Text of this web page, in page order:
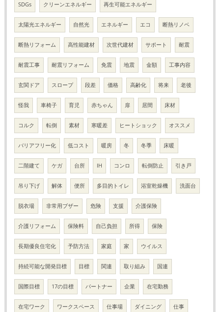
SDGs クリーンエネルギー 再生可能エネルギー
太陽光エネルギー 自然光 エネルギー エコ 断熱リノベ
断熱リフォーム 高性能建材 次世代建材 サポート 耐震
耐震工事 耐震リフォーム 免震 地震 金額 工事内容
玄関ドア スロープ 段差 価格 高齢化 将来 老後
怪我 車椅子 育児 赤ちゃん 扉 居間 床材
コルク 転倒 素材 寒暖差 ヒートショック オススメ
バリアフリー化 低コスト 暖房 冬 冬季 床暖
二階建て ケガ 台所 IH コンロ 転倒防止 引き戸
吊り下げ 解体 便所 多目的トイレ 浴室乾燥機 洗面台
脱衣場 非常用ブザー 危険 支援 介護保険
介護リフォーム 保険料 自己負担 所得 保険
長期優良住宅化 予防方法 家庭 家 ウイルス
持続可能な開発目標 目標 関連 取り組み 国連
国際目標 17の目標 パートナー 企業 在宅勤務
在宅ワーク ワークスペース 仕事場 ダイニング 仕事